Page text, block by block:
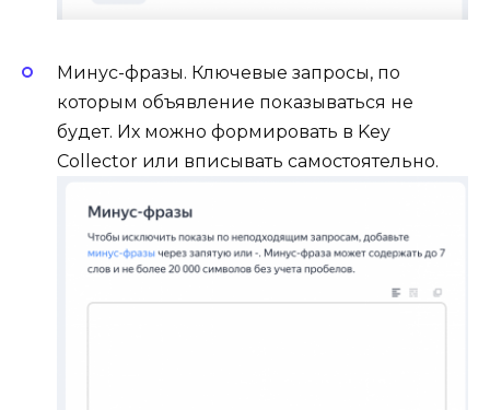
Минус-фразы. Ключевые запросы, по
которым объявление показываться не
будет. Их можно формировать в Key
Collector или вписывать самостоятельно.